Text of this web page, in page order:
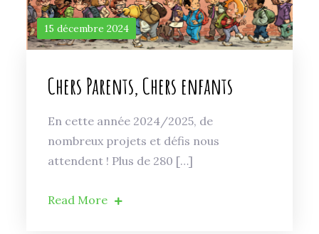
15 décembre 2024
Chers Parents, Chers enfants
En cette année 2024/2025, de
nombreux projets et défis nous
attendent ! Plus de 280 […]
Read More